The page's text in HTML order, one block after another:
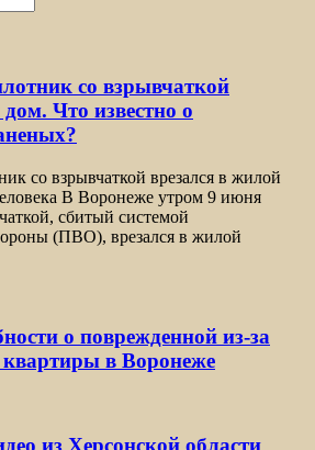
со взрывчаткой
Что известно о
со взрывчаткой врезался в жилой
В Воронеже утром 9 июня
сбитый системой
(ПВО), врезался в жилой
о поврежденной из-за
в Воронеже
из Херсонской области